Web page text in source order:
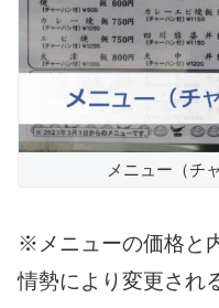
メニュー（チ
※メニューの価格と
情勢により変更され